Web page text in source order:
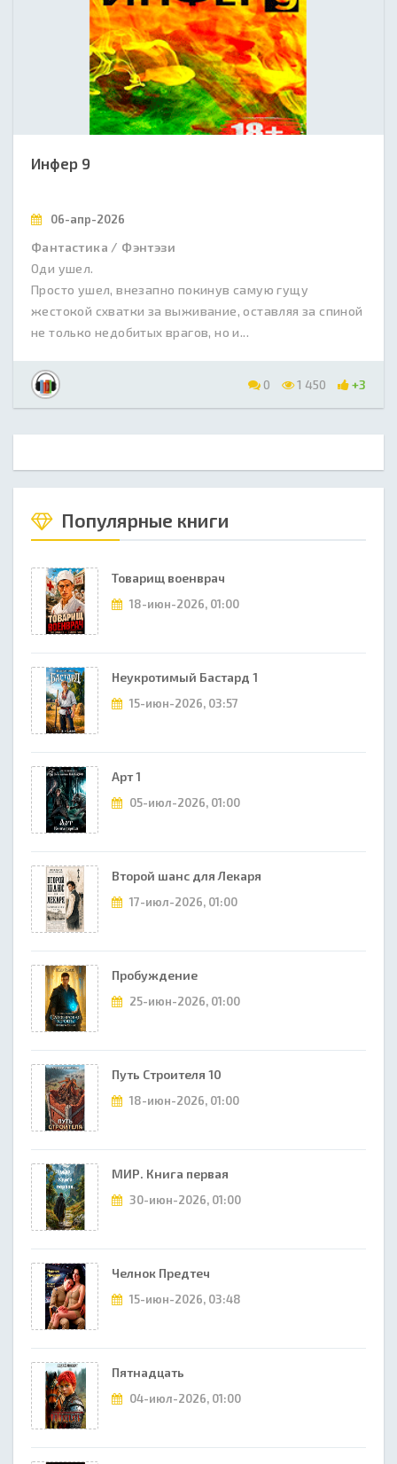
Инфер 9
06-апр-2026
Фантастика / Фэнтэзи
Оди ушел.
Просто ушел, внезапно покинув самую гущу
жестокой схватки за выживание, оставляя за спиной
не только недобитых врагов, но и...
0 1 450 +3
Популярные книги
Товарищ военврач
18-июн-2026, 01:00
Неукротимый Бастард 1
15-июн-2026, 03:57
Арт 1
05-июл-2026, 01:00
Второй шанс для Лекаря
17-июл-2026, 01:00
Пробуждение
25-июн-2026, 01:00
Путь Строителя 10
18-июн-2026, 01:00
МИР. Книга первая
30-июн-2026, 01:00
Челнок Предтеч
15-июн-2026, 03:48
Пятнадцать
04-июл-2026, 01:00